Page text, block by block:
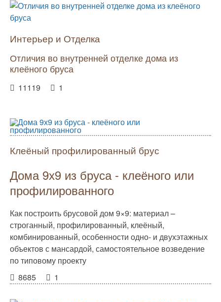
Интерьер и Отделка
Отличия во внутренней отделке дома из
клеёного бруса
11119 1
Клеёный профилированный брус
Дома 9х9 из бруса - клеёного или
профилированного
Как построить брусовой дом 9×9: материал –
строганный, профилированный, клеёный,
комбинированный, особенности одно- и двухэтажных
объектов с мансардой, самостоятельное возведение
по типовому проекту
8685
1